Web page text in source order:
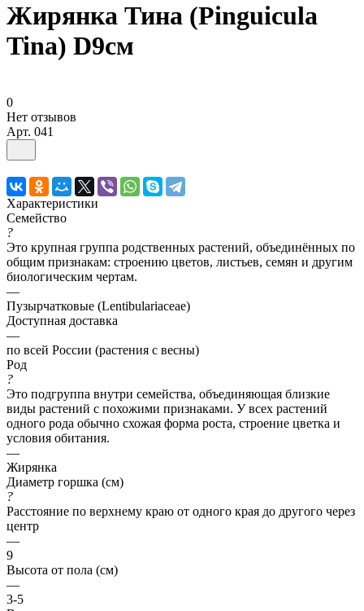
Жирянка Тина (Pinguicula
Tina) D9см
0
Нет отзывов
Арт. 041
Характеристики
Семейство
?
Это крупная группа родственных растений, объединённых по
общим признакам: строению цветов, листьев, семян и другим
биологическим чертам.
—
Пузырчатковые (Lentibulariaceae)
Доступная доставка
—
по всей России (растения с весны)
Род
?
Это подгруппа внутри семейства, объединяющая близкие
виды растений с похожими признаками. У всех растений
одного рода обычно схожая форма роста, строение цветка и
условия обитания.
—
Жирянка
Диаметр горшка (см)
?
Расстояние по верхнему краю от одного края до другого через
центр
—
9
Высота от пола (см)
—
3-5